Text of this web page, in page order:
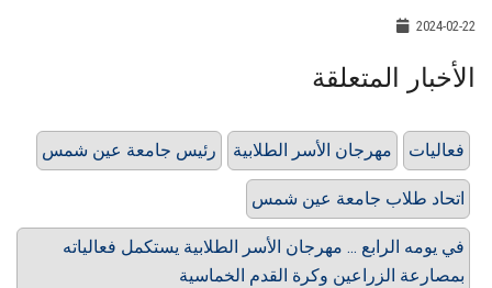
2024-02-22
الأخبار المتعلقة
رئيس جامعة عين شمس مهرجان الأسر الطلابية فعاليات
اتحاد طلاب جامعة عين شمس
في يومه الرابع ... مهرجان الأسر الطلابية يستكمل فعالياته
بمصارعة الزراعين وكرة القدم الخماسية